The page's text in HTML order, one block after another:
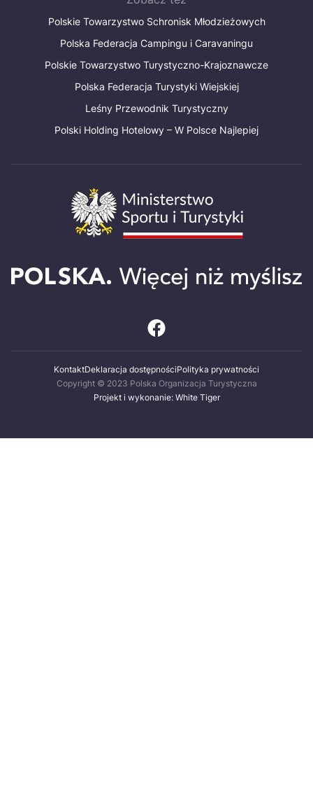
Polskie Towarzystwo Schronisk Młodzieżowych
Polska Federacja Campingu i Caravaningu
Polskie Towarzystwo Turystyczno-Krajoznawcze
Polska Federacja Turystyki Wiejskiej
Leśny Przewodnik Turystyczny
Polski Holding Hotelowy – W Polsce Najlepiej
KontaktDeklaracja dostępnościPolityka prywatności
Copyright © 2023 Polska Organizacja Turystyczna
Projekt i wykonanie: White Tiger